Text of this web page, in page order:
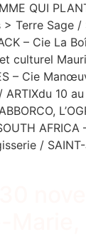
QUI
> Terre Sage
– Cie La
culturel
– Cie
10
/